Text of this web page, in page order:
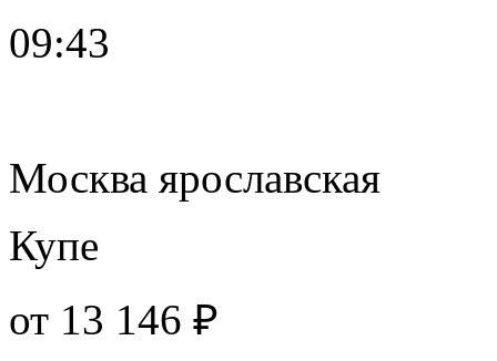
09:43
Москва ярославская
Купе
от 13 146 ₽